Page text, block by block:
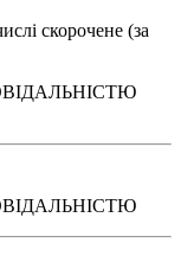
скорочене (за